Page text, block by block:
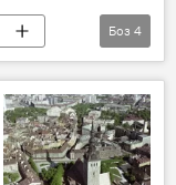
Боз 4